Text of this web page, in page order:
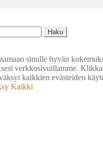
Haku
sinulle hyvän
verkkosivuillamme.
kaikkien evästeiden
Kaikki